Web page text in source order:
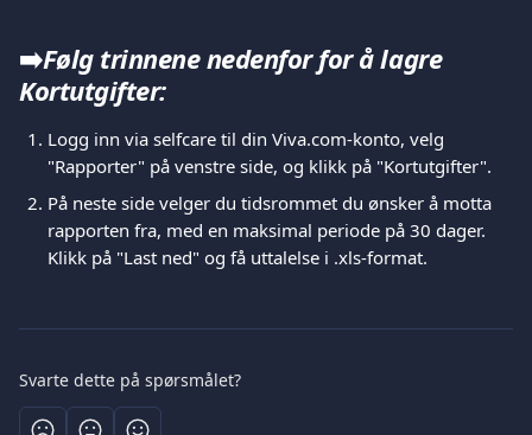
➡️Følg trinnene nedenfor for å lagre
Kortutgifter:
Logg inn via selfcare til din Viva.com-konto, velg
"Rapporter" på venstre side, og klikk på "Kortutgifter".
På neste side velger du tidsrommet du ønsker å motta
rapporten fra, med en maksimal periode på 30 dager.
Klikk på "Last ned" og få uttalelse i .xls-format.
Svarte dette på spørsmålet?